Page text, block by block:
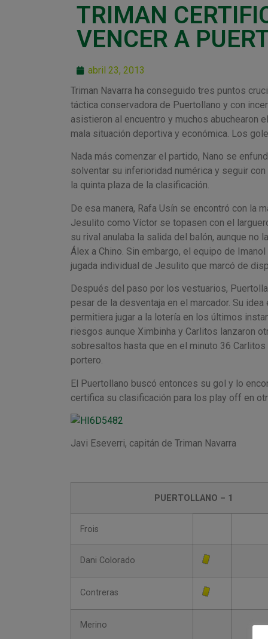
TRIMAN
VENCER A
abril 23, 2013
Triman Navarra ha conseguido tres puntos
táctica conservadora de Puertollano y con
asistieron al encuentro y muchos abuchearon
mala situación deportiva y económica. Los
Nada más comenzar el partido, Nano se
solventar su inferioridad numérica y seguir
la quinta plaza de la clasificación.
De esa manera, Rafa Usín se encontró con la
Jesulito como Víctor se topasen con el
su rival anulaba la salida del balón, aunque no
Álex a Chino. Sin embargo, el equipo de
jugada individual de Jesulito que marcó de
Después del paso por los vestuarios,
pesar de la desventaja en el marcador. Su
permitiera jugar a la lotería en los últimos
riesgos aunque Ximbinha y Carlitos lanzaron
sobresaltos hasta que en el minuto 36
portero.
El Puertollano buscó entonces su gol y lo
certifica su clasificación para los play off en
Javi Eseverri, capitán de Triman Navarra
PUERTOLLANO – 1
Frois
Dani Colorado
Contreras
Merino